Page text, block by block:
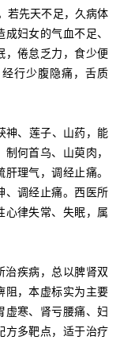
若先天不足，久病体
妇女的气血不足、
，倦怠乏力，食少便
行少腹隐痛，舌质
、莲子、山药，能
何首乌、山萸肉，
理气，调经止痛。
、调经止痛。西医所
心律失常、失眠，属
疾病，总以脾肾双
阻，本虚标实为主要
虚寒、肾亏腰痛、妇
方多靶点，适于治疗